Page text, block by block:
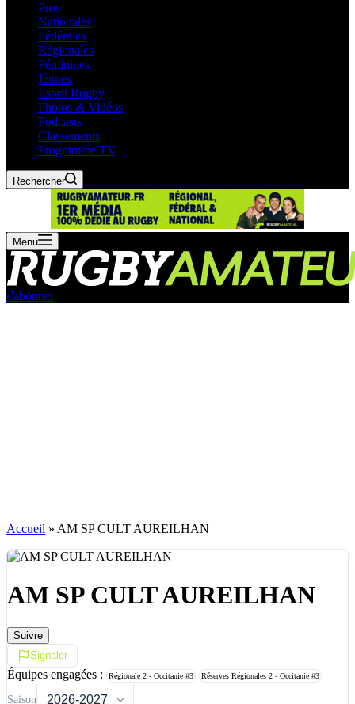
Pros
Nationales
Fédérales
Régionales
Féminines
Jeunes
Esprit Rugby
Photos & Vidéos
Podcasts
Classements
Programme TV
Rechercher
Menu
s'abonner
Accueil » AM SP CULT AUREILHAN
AM SP CULT AUREILHAN
Suivre
Signaler
Équipes engagées : Régionale 2 - Occitanie #3 Réserves Régionales 2 - Occitanie #3
Saison